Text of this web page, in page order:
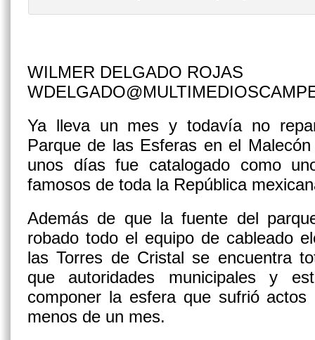
WILMER DELGADO ROJAS
Ya lleva un mes y todavía no
Parque de las Esferas en el
unos días fue catalogado como
famosos de toda la República
Además de que la fuente del
robado todo el equipo de cableado
las Torres de Cristal se encuentra
que autoridades municipales y
componer la esfera que sufrió
menos de un mes.